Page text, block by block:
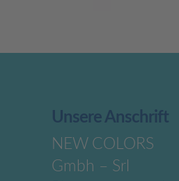
Unsere Anschrift
NEW COLORS
Gmbh – Srl